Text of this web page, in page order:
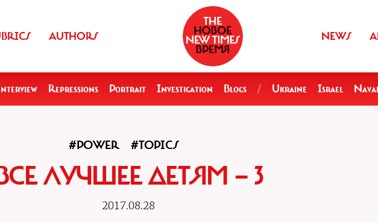
AUTHORS NEWS
Repressions Portrait Investigation Blogs / Ukraine Israel
#POWER #TOPICS
ЛУЧШЕЕ ДЕТЯМ — 3
2017.08.28